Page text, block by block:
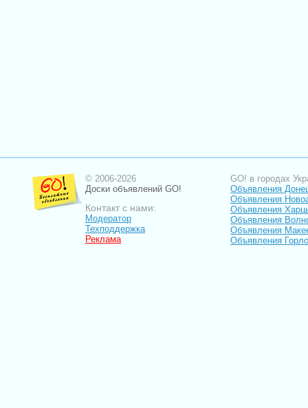
© 2006-2026
Доски объявлений GO!
Контакт с нами:
Модератор
Техподдержка
Реклама
GO! в городах
Объявления
Объявления
Объявления
Объявления
Объявления
Объявления